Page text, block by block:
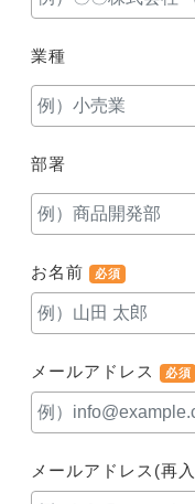
業種
部署
お名前 必須
メールアドレス 必須
メールアドレス(再